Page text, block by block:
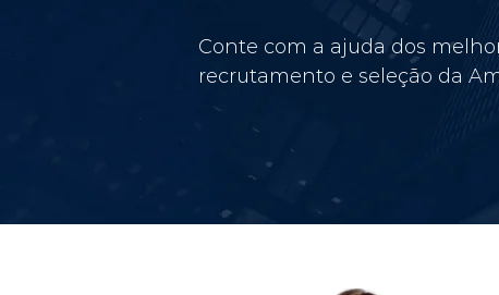
Conte com a ajuda dos
recrutamento e seleção da